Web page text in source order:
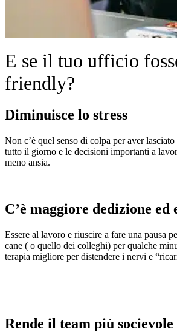
E se il tuo ufficio
friendly?
Diminuisce lo stress
Non c’è quel senso di colpa per aver lasciato
tutto il giorno e le decisioni importanti a
meno ansia.
C’è maggiore dedizione ed
Essere al lavoro e riuscire a fare una pausa
cane ( o quello dei colleghi) per qualche
terapia migliore per distendere i nervi e
Rende il team più socievole